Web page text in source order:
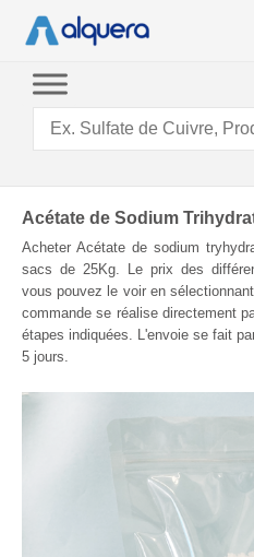
Acétate de Sodium
Acheter Acétate de sodium
sacs de 25Kg. Le prix des
vous pouvez le voir en
commande se réalise directement
étapes indiquées. L'envoie se fait
5 jours.